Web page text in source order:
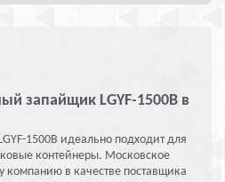
запайщик LGYF-1500B в
1500B идеально подходит для
контейнеры. Московское
компанию в качестве поставщика